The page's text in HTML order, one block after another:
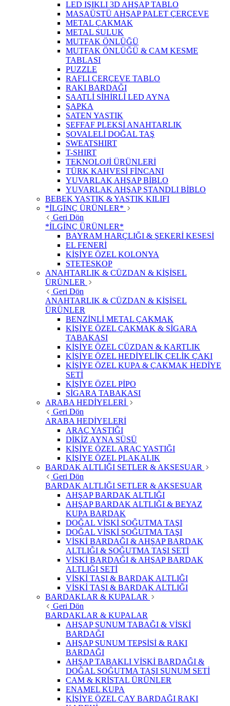
LED IŞIKLI 3D AHŞAP TABLO
MASAÜSTÜ AHŞAP PALET ÇERÇEVE
METAL ÇAKMAK
METAL SULUK
MUTFAK ÖNLÜĞÜ
MUTFAK ÖNLÜĞÜ & CAM KESME
TABLASI
PUZZLE
RAFLI ÇERÇEVE TABLO
RAKI BARDAĞI
SAATLİ SİHİRLİ LED AYNA
ŞAPKA
SATEN YASTIK
ŞEFFAF PLEKSİ ANAHTARLIK
ŞOVALELİ DOĞAL TAŞ
SWEATSHIRT
T-SHIRT
TEKNOLOJİ ÜRÜNLERİ
TÜRK KAHVESİ FİNCANI
YUVARLAK AHŞAP BİBLO
YUVARLAK AHŞAP STANDLI BİBLO
BEBEK YASTIK & YASTIK KILIFI
*İLGİNÇ ÜRÜNLER*
Geri Dön
*İLGİNÇ ÜRÜNLER*
BAYRAM HARÇLIĞI & ŞEKERİ KESESİ
EL FENERİ
KİŞİYE ÖZEL KOLONYA
STETESKOP
ANAHTARLIK & CÜZDAN & KİŞİSEL
ÜRÜNLER
Geri Dön
ANAHTARLIK & CÜZDAN & KİŞİSEL
ÜRÜNLER
BENZİNLİ METAL ÇAKMAK
KİŞİYE ÖZEL ÇAKMAK & SİGARA
TABAKASI
KİŞİYE ÖZEL CÜZDAN & KARTLIK
KİŞİYE ÖZEL HEDİYELİK ÇELİK ÇAKI
KİŞİYE ÖZEL KUPA & ÇAKMAK HEDİYE
SETİ
KİŞİYE ÖZEL PİPO
SİGARA TABAKASI
ARABA HEDİYELERİ
Geri Dön
ARABA HEDİYELERİ
ARAÇ YASTIĞI
DİKİZ AYNA SÜSÜ
KİŞİYE ÖZEL ARAÇ YASTIĞI
KİŞİYE ÖZEL PLAKALIK
BARDAK ALTLIĞI SETLER & AKSESUAR
Geri Dön
BARDAK ALTLIĞI SETLER & AKSESUAR
AHŞAP BARDAK ALTLIĞI
AHŞAP BARDAK ALTLIĞI & BEYAZ
KUPA BARDAK
DOĞAL VİSKİ SOĞUTMA TAŞI
DOĞAL VİSKİ SOĞUTMA TAŞI
VİSKİ BARDAĞI & AHŞAP BARDAK
ALTLIĞI & SOĞUTMA TAŞI SETİ
VİSKİ BARDAĞI & AHŞAP BARDAK
ALTLIĞI SETİ
VİSKİ TAŞI & BARDAK ALTLIĞI
VİSKİ TAŞI & BARDAK ALTLIĞI
BARDAKLAR & KUPALAR
Geri Dön
BARDAKLAR & KUPALAR
AHŞAP SUNUM TABAĞI & VİSKİ
BARDAĞI
AHŞAP SUNUM TEPSİSİ & RAKI
BARDAĞI
AHŞAP TABAKLI VİSKİ BARDAĞI &
DOĞAL SOĞUTMA TAŞI SUNUM SETİ
CAM & KRİSTAL ÜRÜNLER
ENAMEL KUPA
KİŞİYE ÖZEL ÇAY BARDAĞI RAKI